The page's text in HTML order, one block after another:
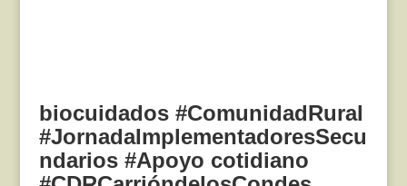
biocuidados #ComunidadRural
#JornadaImplementadoresSecu
ndarios #Apoyo cotidiano